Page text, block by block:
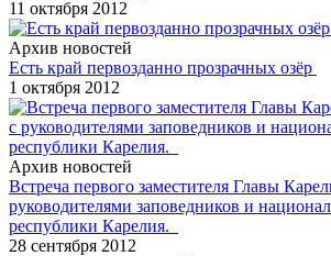
11 октября 2012
Архив новостей
Есть край первозданно прозрачных озёр
1 октября 2012
Архив новостей
Встреча первого заместителя Главы
руководителями заповедников и
республики Карелия.
28 сентября 2012